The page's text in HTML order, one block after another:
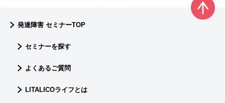
発達障害 セミナーTOP
セミナーを探す
よくあるご質問
LITALICOライフとは